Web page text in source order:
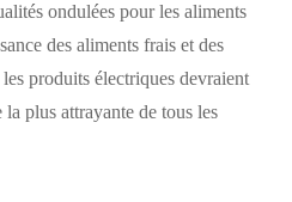
ondulées pour les aliments
des aliments frais et des
produits électriques devraient
plus attrayante de tous les